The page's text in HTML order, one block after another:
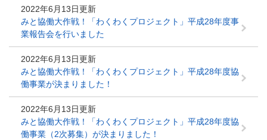
2022年6月13日更新
みと協働大作戦！「わくわくプロジェクト」平成28年度事
業報告会を行いました
2022年6月13日更新
みと協働大作戦！「わくわくプロジェクト」平成28年度協
働事業が決まりました！
2022年6月13日更新
みと協働大作戦！「わくわくプロジェクト」平成28年度協
働事業（2次募集）が決まりました！